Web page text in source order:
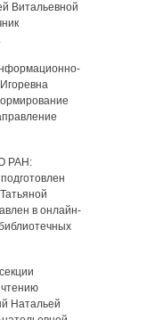
Витальевной
РАН:
в онлайн-
Натальей